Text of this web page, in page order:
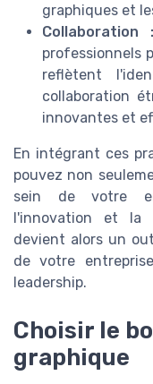
graphiques et
Collaboration :
professionnels
reflètent
collaboration
innovantes et
En intégrant ces
pouvez non
sein de votre
l'innovation et la
devient alors un
de votre
leadership.
Choisir le
graphique